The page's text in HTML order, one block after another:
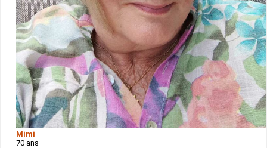
Mimi
70 ans